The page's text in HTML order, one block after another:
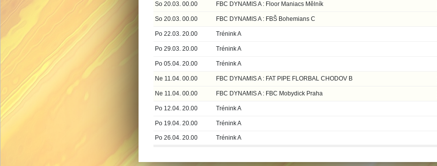
So 20.03. 00.00 FBC DYNAMIS A : Floor Maniacs Mělník
So 20.03. 00.00 FBC DYNAMIS A : FBŠ Bohemians C
Po 22.03. 20.00 Trénink A
Po 29.03. 20.00 Trénink A
Po 05.04. 20.00 Trénink A
Ne 11.04. 00.00 FBC DYNAMIS A : FAT PIPE FLORBAL CHODOV B
Ne 11.04. 00.00 FBC DYNAMIS A : FBC Mobydick Praha
Po 12.04. 20.00 Trénink A
Po 19.04. 20.00 Trénink A
Po 26.04. 20.00 Trénink A